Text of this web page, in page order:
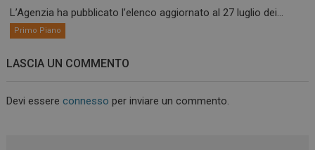
L’Agenzia ha pubblicato l’elenco aggiornato al 27 luglio dei...
Primo Piano
LASCIA UN COMMENTO
Devi essereconnesso per inviare un commento.